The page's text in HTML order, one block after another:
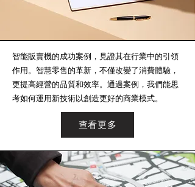
智能販賣機的成功案例，見證其在行業中的引領
作用。智慧零售的革新，不僅改變了消費體驗，
更提高經營的品質和效率。通過案例，我們能思
考如何運用新技術以創造更好的商業模式。
查看更多